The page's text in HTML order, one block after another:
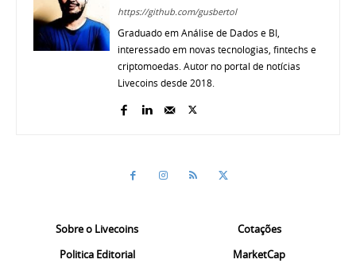
https://github.com/gusbertol
Graduado em Análise de Dados e BI,
interessado em novas tecnologias, fintechs e
criptomoedas. Autor no portal de notícias
Livecoins desde 2018.
Sobre o Livecoins
Politica Editorial
Cotações
MarketCap